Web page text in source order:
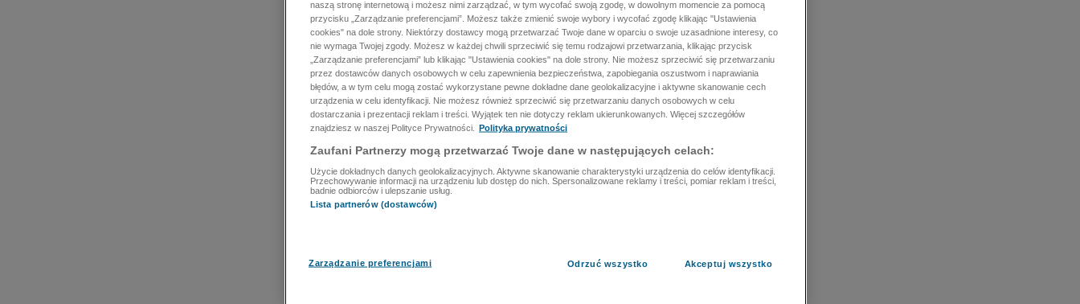
naszą stronę internetową i możesz nimi zarządzać, w tym wycofać swoją zgodę, w dowolnym momencie za pomocą
przycisku „Zarządzanie preferencjami”. Możesz także zmienić swoje wybory i wycofać zgodę klikając "Ustawienia
cookies" na dole strony. Niektórzy dostawcy mogą przetwarzać Twoje dane w oparciu o swoje uzasadnione interesy, co
nie wymaga Twojej zgody. Możesz w każdej chwili sprzeciwić się temu rodzajowi przetwarzania, klikając przycisk
„Zarządzanie preferencjami” lub klikając "Ustawienia cookies" na dole strony. Nie możesz sprzeciwić się przetwarzaniu
przez dostawców danych osobowych w celu zapewnienia bezpieczeństwa, zapobiegania oszustwom i naprawiania
błędów, a w tym celu mogą zostać wykorzystane pewne dokładne dane geolokalizacyjne i aktywne skanowanie cech
urządzenia w celu identyfikacji. Nie możesz również sprzeciwić się przetwarzaniu danych osobowych w celu
dostarczania i prezentacji reklam i treści. Wyjątek ten nie dotyczy reklam ukierunkowanych. Więcej szczegółów
znajdziesz w naszej Polityce Prywatności.
Polityka prywatności
Zaufani Partnerzy mogą przetwarzać Twoje dane w następujących celach:
Użycie dokładnych danych geolokalizacyjnych. Aktywne skanowanie charakterystyki urządzenia do celów identyfikacji.
Przechowywanie informacji na urządzeniu lub dostęp do nich. Spersonalizowane reklamy i treści, pomiar reklam i treści,
badnie odbiorców i ulepszanie usług.
Lista partnerów (dostawców)
Zarządzanie preferencjami Odrzuć wszystko Akceptuj wszystko